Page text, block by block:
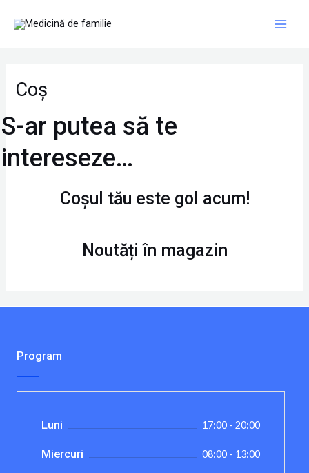
content
Coș
S-ar putea să te
intereseze…
Coșul tău este gol acum!
Noutăți în magazin
Program
Luni 17:00 - 20:00
Miercuri 08:00 - 13:00